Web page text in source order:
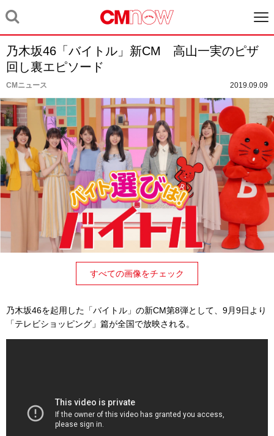
乃木坂46「バイトル」新CM 高山一実のピザ
回し裏エピソード
CMニュース 2019.09.09
すべての画像をチェック
乃木坂46を起用した「バイトル」の新CM第8弾として、9月9日より
「テレビショッピング」篇が全国で放映される。